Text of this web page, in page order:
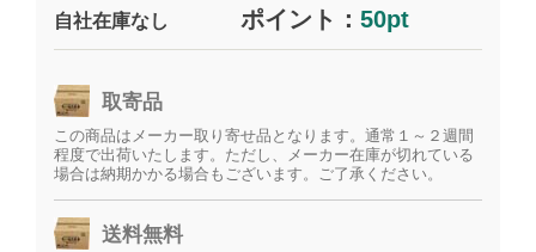
自社在庫なし ポイント：50pt
取寄品
この商品はメーカー取り寄せ品となります。通常１～２週間
程度で出荷いたします。ただし、メーカー在庫が切れている
場合は納期かかる場合もございます。ご了承ください。
送料無料